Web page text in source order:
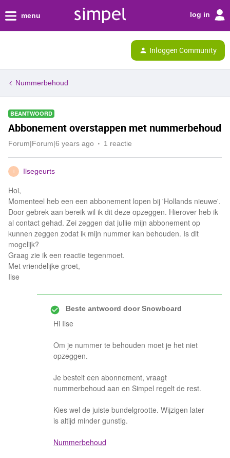
menu log in
Inloggen Community
Nummerbehoud
BEANTWOORD
Abbonement overstappen met nummerbehoud
Forum|Forum|6 years ago 1 reactie
I Ilsegeurts
Hoi,
Momenteel heb een een abbonement lopen bij 'Hollands nieuwe'.
Door gebrek aan bereik wil ik dit deze opzeggen. Hierover heb ik
al contact gehad. Zei zeggen dat jullie mijn abbonement op
kunnen zeggen zodat ik mijn nummer kan behouden. Is dit
mogelijk?
Graag zie ik een reactie tegenmoet.
Met vriendelijke groet,
Ilse
Beste antwoord doorSnowboard
Hi Ilse
Om je nummer te behouden moet je het niet
opzeggen.
Je bestelt een abonnement, vraagt
nummerbehoud aan en Simpel regelt de rest.
Kies wel de juiste bundelgrootte. Wijzigen later
is altijd minder gunstig.
Nummerbehoud